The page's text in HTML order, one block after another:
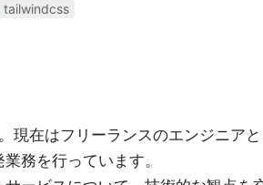
tailwindcss
現在はフリーランスのエンジニア
務を行っています。